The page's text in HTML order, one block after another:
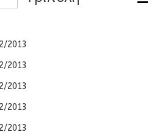
2013
2013
2013
2013
2013